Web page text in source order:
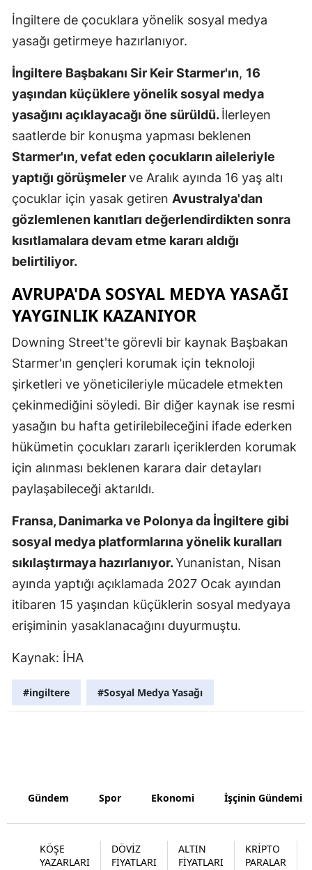
Gaziantep
Giresun
Gümüşhane
Hakkari
Hatay
İstanbul
Kars
Kastamonu
Kayseri
Kırklareli
Kırşehir
Konya
Kütahya
Malatya
Manisa
Sakarya
İngiltere de çocuklara yönelik sosyal medya
yasağı getirmeye hazırlanıyor.
İngiltere Başbakanı Sir Keir Starmer'ın, 16
yaşından küçüklere yönelik sosyal medya
yasağını açıklayacağı öne sürüldü.İlerleyen
saatlerde bir konuşma yapması beklenen
Starmer'ın, vefat eden çocukların aileleriyle
yaptığı görüşmelerve Aralık ayında 16 yaş altı
çocuklar için yasak getiren Avustralya'dan
gözlemlenen kanıtları değerlendirdikten sonra
kısıtlamalara devam etme kararı aldığı
belirtiliyor.
AVRUPA'DA SOSYAL MEDYA YASAĞI
YAYGINLIK KAZANIYOR
Downing Street'te görevli bir kaynak Başbakan
Starmer'ın gençleri korumak için teknoloji
şirketleri ve yöneticileriyle mücadele etmekten
çekinmediğini söyledi. Bir diğer kaynak ise resmi
yasağın bu hafta getirilebileceğini ifade ederken
hükümetin çocukları zararlı içeriklerden korumak
için alınması beklenen karara dair detayları
paylaşabileceği aktarıldı.
Fransa, Danimarka ve Polonya da İngiltere gibi
sosyal medya platformlarına yönelik kuralları
sıkılaştırmaya hazırlanıyor.Yunanistan, Nisan
ayında yaptığı açıklamada 2027 Ocak ayından
itibaren 15 yaşından küçüklerin sosyal medyaya
erişiminin yasaklanacağını duyurmuştu.
Kaynak: İHA
#ingiltere #Sosyal Medya Yasağı
Gündem Spor Ekonomi İşçinin Gündemi
KÖŞE
YAZARLARI
DÖVİZ
FİYATLARI
ALTIN
FİYATLARI
KRİPTO
PARALAR